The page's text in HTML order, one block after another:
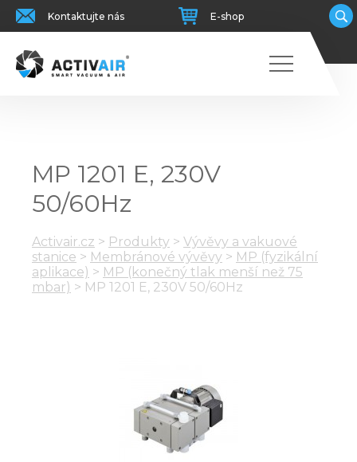
Kontaktujte nás E-shop
MP 1201 E, 230V
50/60Hz
Activair.cz > Produkty > Vývěvy a vakuové
stanice > Membránové vývěvy > MP (fyzikální
aplikace) > MP (konečný tlak menší než 75
mbar) > MP 1201 E, 230V 50/60Hz